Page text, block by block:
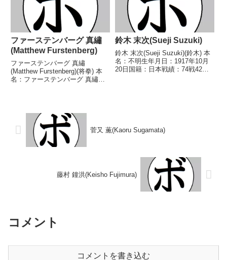
ファーステンバーグ 真繡
(Matthew Furstenberg)
ファーステンバーグ 真繡
(Matthew Furstenberg)(将拳) 本
名：ファーステンバーグ 真繡生
2025/09/20 ●4R判定 ...
鈴木 末次(Sueji Suzuki)
鈴木 末次(Sueji Suzuki)(鈴木) 本
名：不明生年月日：1917年10月
20日国籍：日本戦績：74戦42勝
菅又 薫(Kaoru Sugamata)
藤村 鐘洪(Keisho Fujimura)
コメント
コメントを書き込む